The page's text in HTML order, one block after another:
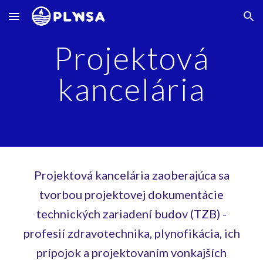
Skip to main content Skip to navigation
Projektová
kancelária
Projektová kancelária zaoberajúca sa
tvorbou projektovej dokumentácie
technických zariadení budov (TZB) -
profesií zdravotechnika, plynofikácia, ich
prípojok a projektovaním vonkajších